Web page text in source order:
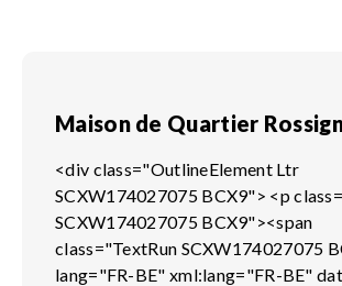
Maison de Quartier
<div class="OutlineElement Ltr
SCXW174027075 BCX9"> <p
SCXW174027075 BCX9"><span
class="TextRun SCXW174027075
lang="FR-BE" xml:lang="FR-BE"